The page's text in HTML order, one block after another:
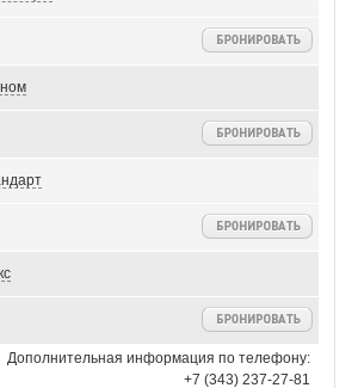
Дополнительная информация по телефону:
+7 (343) 237-27-81